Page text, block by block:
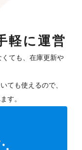
軽に運営
くても、在庫更新や
ても使えるので、
す。